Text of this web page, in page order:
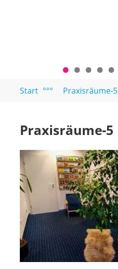
PAARTEXT
Coaching
und
Start °°° Praxisräume-5
Praxisräume-5